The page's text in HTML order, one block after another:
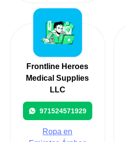
Frontline Heroes
Medical Supplies
LLC
971524571929
Ropa en